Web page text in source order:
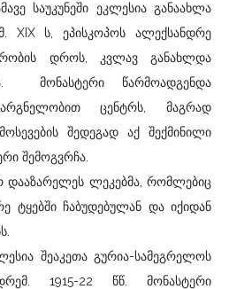
საუკუნეში ეკლესია განაახლა
XIX ს, ეპისკოპოს ალექსანდრე
დროს, კვლავ განახლდა
მონასტერი წარმოადგენდა
ცენტრს, მაგრად
შედეგად აქ შექმინილი
შემოგვრჩა.
ლეკებმა, რომლებიც
ტყებში ჩაბუდებულან და იქიდან
გურია-სამეგრელოს
1915-22 წწ. მონასტერი